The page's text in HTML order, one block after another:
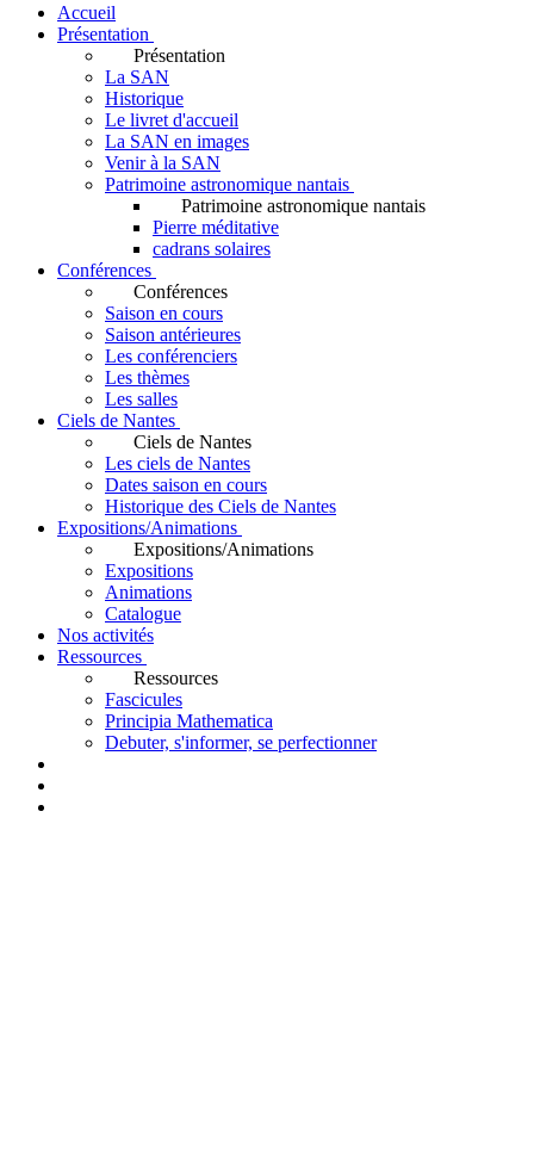
Accueil
Présentation
Présentation
La SAN
Historique
Le livret d'accueil
La SAN en images
Venir à la SAN
Patrimoine astronomique nantais
Patrimoine astronomique nantais
Pierre méditative
cadrans solaires
Conférences
Conférences
Saison en cours
Saison antérieures
Les conférenciers
Les thèmes
Les salles
Ciels de Nantes
Ciels de Nantes
Les ciels de Nantes
Dates saison en cours
Historique des Ciels de Nantes
Expositions/Animations
Expositions/Animations
Expositions
Animations
Catalogue
Nos activités
Ressources
Ressources
Fascicules
Principia Mathematica
Debuter, s'informer, se perfectionner